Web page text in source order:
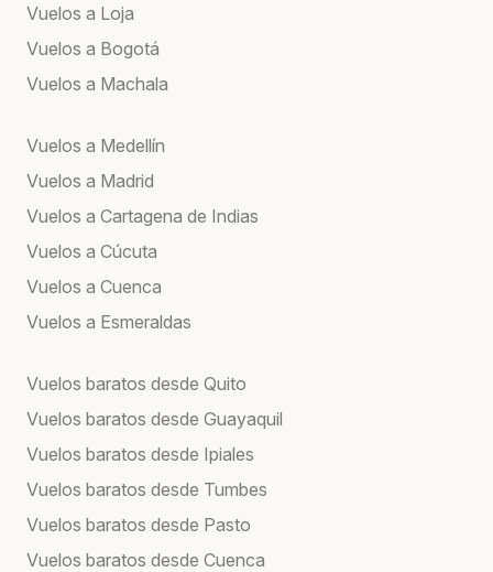
Vuelos a Loja
Vuelos a Bogotá
Vuelos a Machala
Vuelos a Medellín
Vuelos a Madrid
Vuelos a Cartagena de Indias
Vuelos a Cúcuta
Vuelos a Cuenca
Vuelos a Esmeraldas
Vuelos baratos desde Quito
Vuelos baratos desde Guayaquil
Vuelos baratos desde Ipiales
Vuelos baratos desde Tumbes
Vuelos baratos desde Pasto
Vuelos baratos desde Cuenca